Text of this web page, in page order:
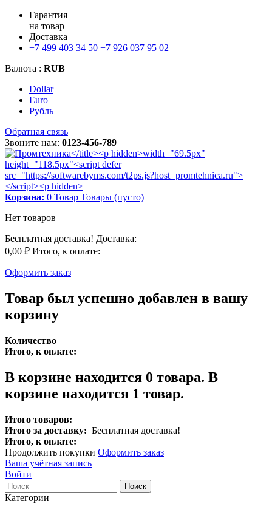
Гарантия
на товар
Доставка
+7 499 403 34 50 +7 926 037 95 02
Валюта : RUB
Dollar
Euro
Рубль
Обратная связь
Звоните нам: 0123-456-789
Корзина: 0 Товар Товары (пусто)
Нет товаров
Бесплатная доставка! Доставка:
0,00 ₽ Итого, к оплате:
Оформить заказ
Товар был успешно добавлен в вашу
корзину
Количество
Итого, к оплате:
В корзине находится 0 товара. В
корзине находится 1 товар.
Итого товаров:
Итого за доставку: Бесплатная доставка!
Итого, к оплате:
Продолжить покупки Оформить заказ
Ваша учётная запись
Войти
Поиск
Категории